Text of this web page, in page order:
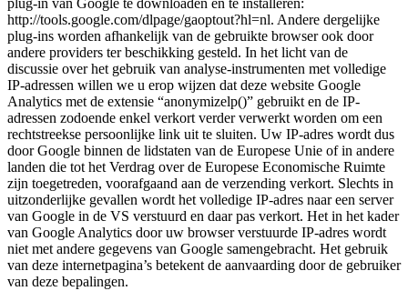
plug-in van Google te downloaden en te installeren:
http://tools.google.com/dlpage/gaoptout?hl=nl. Andere dergelijke
plug-ins worden afhankelijk van de gebruikte browser ook door
andere providers ter beschikking gesteld. In het licht van de
discussie over het gebruik van analyse-instrumenten met volledige
IP-adressen willen we u erop wijzen dat deze website Google
Analytics met de extensie “anonymizelp()” gebruikt en de IP-
adressen zodoende enkel verkort verder verwerkt worden om een
rechtstreekse persoonlijke link uit te sluiten. Uw IP-adres wordt dus
door Google binnen de lidstaten van de Europese Unie of in andere
landen die tot het Verdrag over de Europese Economische Ruimte
zijn toegetreden, voorafgaand aan de verzending verkort. Slechts in
uitzonderlijke gevallen wordt het volledige IP-adres naar een server
van Google in de VS verstuurd en daar pas verkort. Het in het kader
van Google Analytics door uw browser verstuurde IP-adres wordt
niet met andere gegevens van Google samengebracht. Het gebruik
van deze internetpagina’s betekent de aanvaarding door de gebruiker
van deze bepalingen.